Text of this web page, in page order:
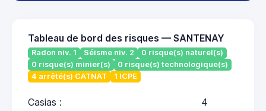
Tableau de bord des risques — SANTENAY
Radon niv. 1 Séisme niv. 2
0 risque(s) naturel(s)
0 risque(s) minier(s)
0 risque(s) technologique(s)
4 arrêté(s) CATNAT
1 ICPE
Casias : 4